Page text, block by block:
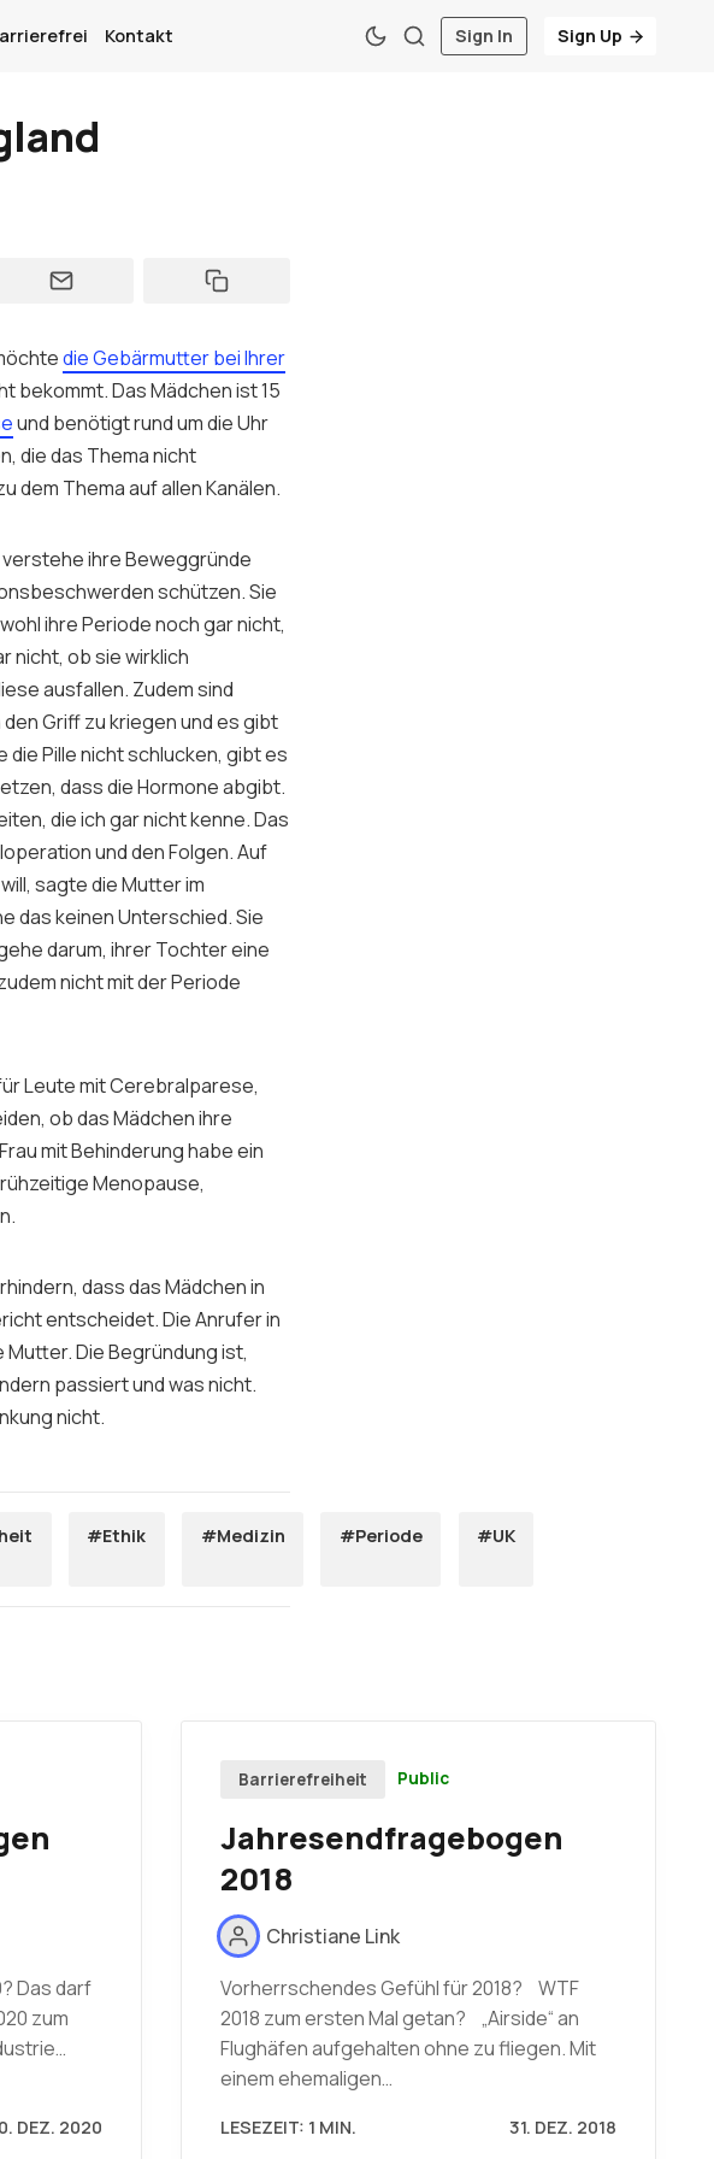
Kontakt Sign In Sign Up
die Gebärmutter bei Ihrer
bekommt. Das Mädchen ist 15
und benötigt rund um die Uhr
die das Thema nicht
dem Thema auf allen Kanälen.
ihre Beweggründe
schützen. Sie
ihre Periode noch gar nicht,
nicht, ob sie wirklich
ausfallen. Zudem sind
Griff zu kriegen und es gibt
die Pille nicht schlucken, gibt es
dass die Hormone abgibt.
die ich gar nicht kenne. Das
und den Folgen. Auf
sagte die Mutter im
das keinen Unterschied. Sie
darum, ihrer Tochter eine
nicht mit der Periode
Leute mit Cerebralparese,
ob das Mädchen ihre
mit Behinderung habe ein
Menopause,
dass das Mädchen in
entscheidet. Die Anrufer in
Die Begründung ist,
passiert und was nicht.
nicht.
#Ethik #Medizin #Periode #UK
Das darf
zum
DEZ. 2020
Barrierefreiheit Public
Jahresendfragebogen
2018
Christiane Link
Vorherrschendes Gefühl für 2018? WTF
2018 zum ersten Mal getan? „Airside“ an
Flughäfen aufgehalten ohne zu fliegen. Mit
einem ehemaligen…
LESEZEIT: 1 MIN. 31. DEZ. 2018